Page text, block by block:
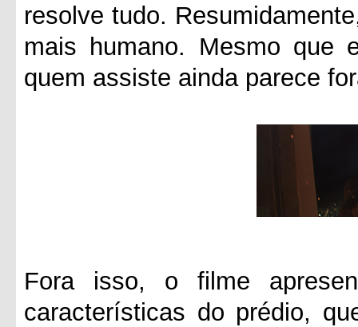
resolve tudo.
mais humano. Mesmo que
quem assiste ainda parece
Fora isso, o filme
características do prédio,